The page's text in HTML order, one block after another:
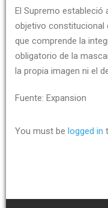
El Supremo estableció
objetivo constitucional
que comprende la
obligatorio de la
la propia imagen ni el
Fuente: Expansion
You must be logged in